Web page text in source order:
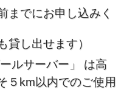
までにお申し込みく
貸し出せます）
ルサーバー」 は高
５km以内でのご使用